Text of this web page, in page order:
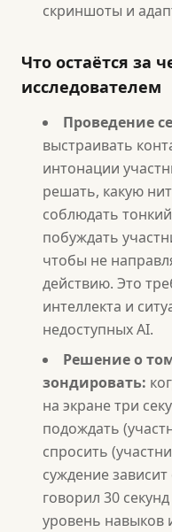
скриншоты и
Что остаётся за
исследователем
Проведение
выстраивать
интонации
решать, какую
соблюдать
побуждать
чтобы не
действию. Это
интеллекта и
недоступных AI.
Решение о
зондировать:
на экране три
подождать
спросить
суждение зависит
говорил 30
уровень навыков